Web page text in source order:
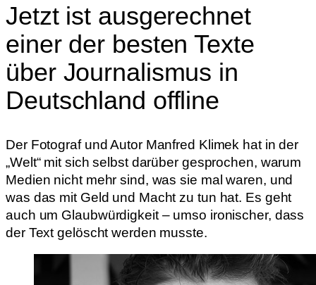
Jetzt ist ausgerechnet
einer der besten Texte
über Journalismus in
Deutschland offline
Der Fotograf und Autor Manfred Klimek hat in der
„Welt“ mit sich selbst darüber gesprochen, warum
Medien nicht mehr sind, was sie mal waren, und
was das mit Geld und Macht zu tun hat. Es geht
auch um Glaubwürdigkeit – umso ironischer, dass
der Text gelöscht werden musste.